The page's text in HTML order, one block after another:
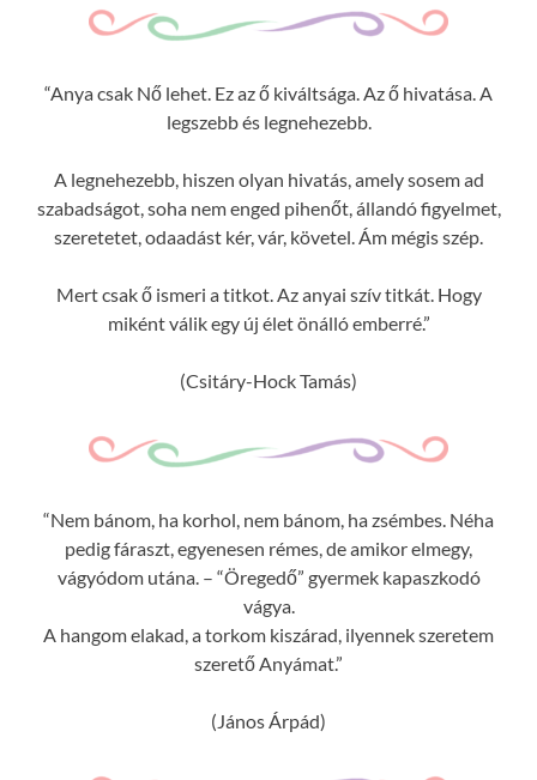
“Anya csak Nő lehet. Ez az ő kiváltsága. Az ő hivatása. A
legszebb és legnehezebb.
A legnehezebb, hiszen olyan hivatás, amely sosem ad
szabadságot, soha nem enged pihenőt, állandó figyelmet,
szeretetet, odaadást kér, vár, követel. Ám mégis szép.
Mert csak ő ismeri a titkot. Az anyai szív titkát. Hogy
miként válik egy új élet önálló emberré.”
(Csitáry-Hock Tamás)
“Nem bánom, ha korhol, nem bánom, ha zsémbes. Néha
pedig fáraszt, egyenesen rémes, de amikor elmegy,
vágyódom utána. – “Öregedő” gyermek kapaszkodó
vágya.
A hangom elakad, a torkom kiszárad, ilyennek szeretem
szerető Anyámat.”
(János Árpád)